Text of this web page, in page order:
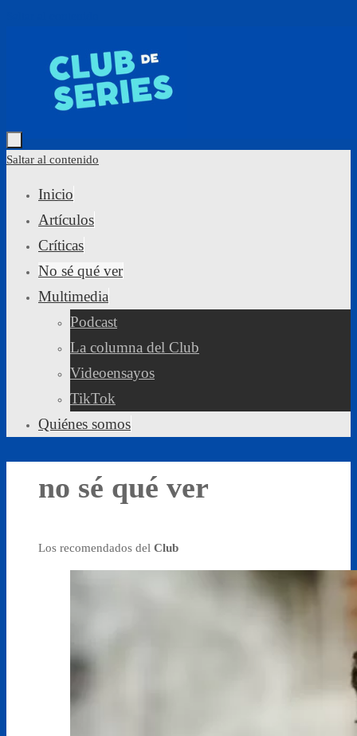
Saltar al contenido
Inicio
Artículos
Críticas
No sé qué ver
Multimedia
Podcast
La columna del Club
Videoensayos
TikTok
Quiénes somos
no sé qué ver
Los recomendados del Club